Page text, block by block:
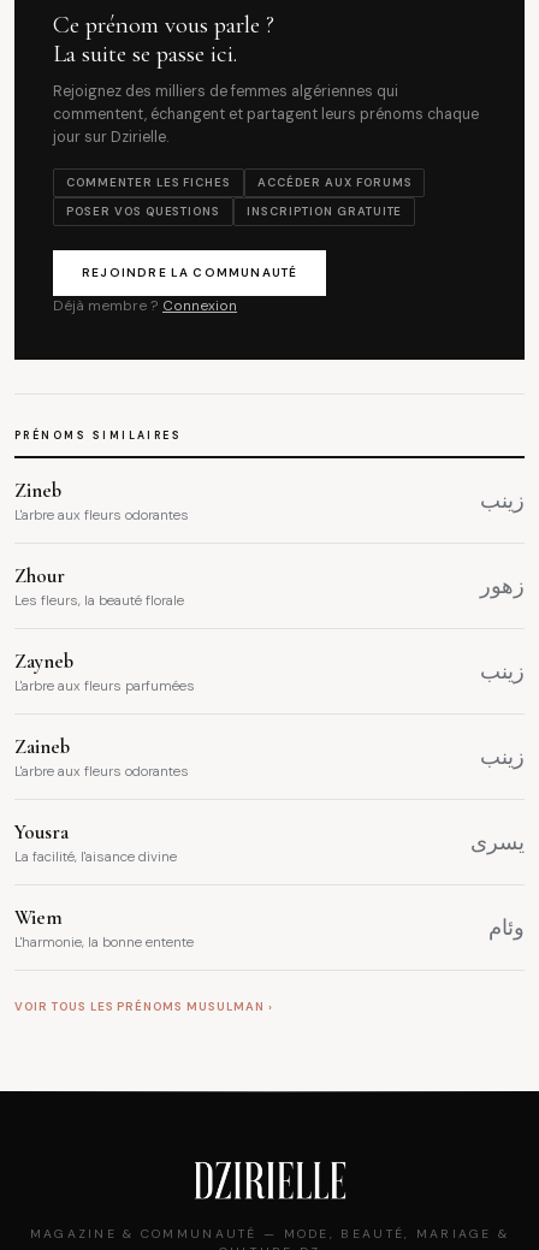
Ce prénom vous parle ?
La suite se passe ici.
Rejoignez des milliers de femmes algériennes qui
commentent, échangent et partagent leurs prénoms chaque
jour sur Dzirielle.
COMMENTER LES FICHES
ACCÉDER AUX FORUMS
POSER VOS QUESTIONS
INSCRIPTION GRATUITE
REJOINDRE LA COMMUNAUTÉ
Déjà membre ? Connexion
PRÉNOMS SIMILAIRES
Zineb
L'arbre aux fleurs odorantes
زينب
Zhour
Les fleurs, la beauté florale
زهور
Zayneb
L'arbre aux fleurs parfumées
زينب
Zaineb
L'arbre aux fleurs odorantes
زينب
Yousra
La facilité, l'aisance divine
يسرى
Wiem
L'harmonie, la bonne entente
وئام
VOIR TOUS LES PRÉNOMS MUSULMAN ›
MAGAZINE & COMMUNAUTÉ — MODE, BEAUTÉ, MARIAGE &